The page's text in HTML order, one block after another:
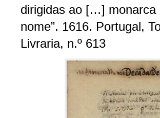
dirigidas ao […]
nome”. 1616. Portugal,
Livraria, n.º 613